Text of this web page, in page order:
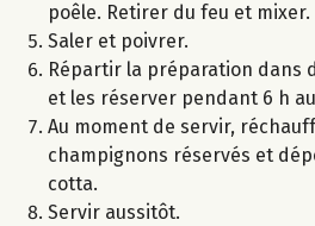
poêle. Retirer du feu et mixer.
Saler et poivrer.
Répartir la préparation dans
et les réserver pendant 6 h
Au moment de servir,
champignons réservés et
cotta.
Servir aussitôt.